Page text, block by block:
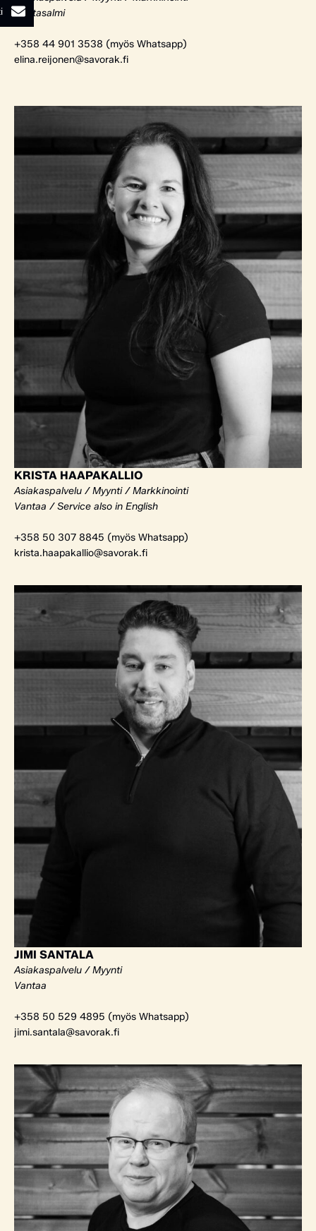
Rantasalmi
+358 44 901 3538 (myös Whatsapp)
elina.reijonen@savorak.fi
KRISTA HAAPAKALLIO
Asiakaspalvelu / Myynti / Markkinointi
Vantaa / Service also in English
+358 50 307 8845 (myös Whatsapp)
krista.haapakallio@savorak.fi
JIMI SANTALA
Asiakaspalvelu / Myynti
Vantaa
+358 50 529 4895 (myös Whatsapp)
jimi.santala@savorak.fi